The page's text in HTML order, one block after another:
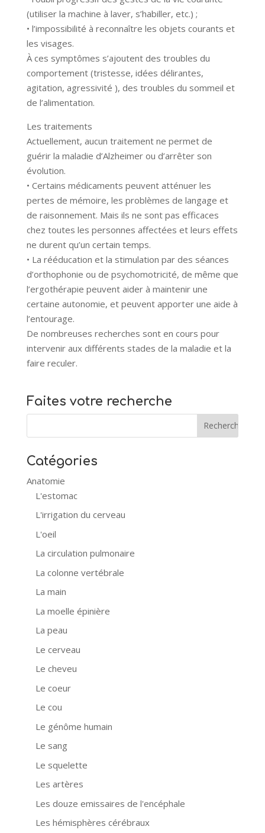
(utiliser la machine à laver, s’habiller, etc.) ;
• l’impossibilité à reconnaître les objets courants et
les visages.
À ces symptômes s’ajoutent des troubles du
comportement (tristesse, idées délirantes,
agitation, agressivité ), des troubles du sommeil et
de l’alimentation.
Les traitements
Actuellement, aucun traitement ne permet de
guérir la maladie d’Alzheimer ou d’arrêter son
évolution.
• Certains médicaments peuvent atténuer les
pertes de mémoire, les problèmes de langage et
de raisonnement. Mais ils ne sont pas efficaces
chez toutes les personnes affectées et leurs effets
ne durent qu’un certain temps.
• La rééducation et la stimulation par des séances
d’orthophonie ou de psychomotricité, de même que
l’ergothérapie peuvent aider à maintenir une
certaine autonomie, et peuvent apporter une aide à
l’entourage.
De nombreuses recherches sont en cours pour
intervenir aux différents stades de la maladie et la
faire reculer.
Faites votre recherche
Catégories
Anatomie
L'estomac
L'irrigation du cerveau
L'oeil
La circulation pulmonaire
La colonne vertébrale
La main
La moelle épinière
La peau
Le cerveau
Le cheveu
Le coeur
Le cou
Le génôme humain
Le sang
Le squelette
Les artères
Les douze emissaires de l'encéphale
Les hémisphères cérébraux